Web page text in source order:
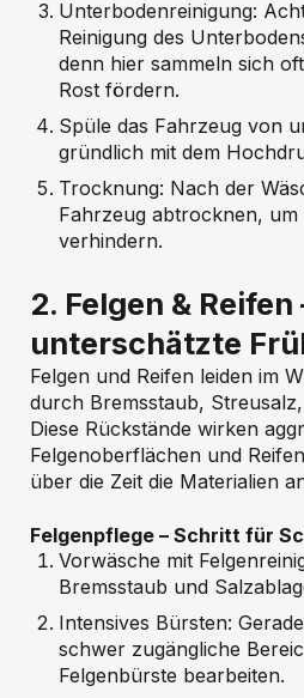
Unterbodenreinigung:
Reinigung des
denn hier sammeln sich
Rost fördern.
Spüle das Fahrzeug von
gründlich mit dem
Trocknung: Nach der
Fahrzeug abtrocknen,
verhindern.
2. Felgen & Reifen
unterschätzte
Felgen und Reifen leiden im
durch Bremsstaub,
Diese Rückstände wirken
Felgenoberflächen und
über die Zeit die Materialien
Felgenpflege – Schritt für
Vorwäsche mit
Bremsstaub und
Intensives Bürsten:
schwer zugängliche
Felgenbürste bearbeiten.